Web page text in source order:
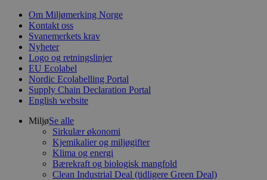
Om Miljømerking Norge
Kontakt oss
Svanemerkets krav
Nyheter
Logo og retningslinjer
EU Ecolabel
Nordic Ecolabelling Portal
Supply Chain Declaration Portal
English website
MiljøSe alle
Sirkulær økonomi
Kjemikalier og miljøgifter
Klima og energi
Bærekraft og biologisk mangfold
Clean Industrial Deal (tidligere Green Deal)